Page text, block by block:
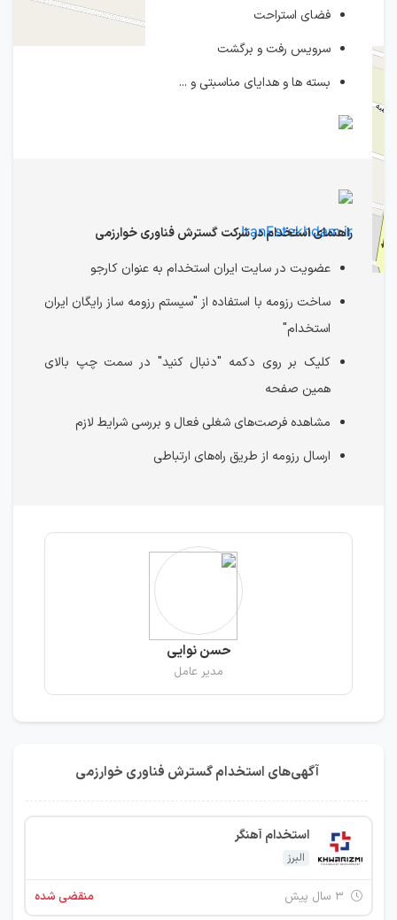
IranEstekhdam.ir
فضای استراحت
سرویس رفت و برگشت
بسته ها و هدایای مناسبتی و ...
راهنمای استخدام در شرکت گسترش فناوری خوارزمی
عضویت در سایت ایران استخدام به عنوان کارجو
ساخت رزومه با استفاده از "سیستم رزومه ساز رایگان ایران
استخدام"
کلیک بر روی دکمه "دنبال کنید" در سمت چپ بالای
همین صفحه
مشاهده فرصت‌های شغلی فعال و بررسی شرایط لازم
ارسال رزومه از طریق راه‌های ارتباطی
حسن نوایی
مدیر عامل
آگهی‌های استخدام گسترش فناوری خوارزمی
استخدام آهنگر
البرز
منقضی شده